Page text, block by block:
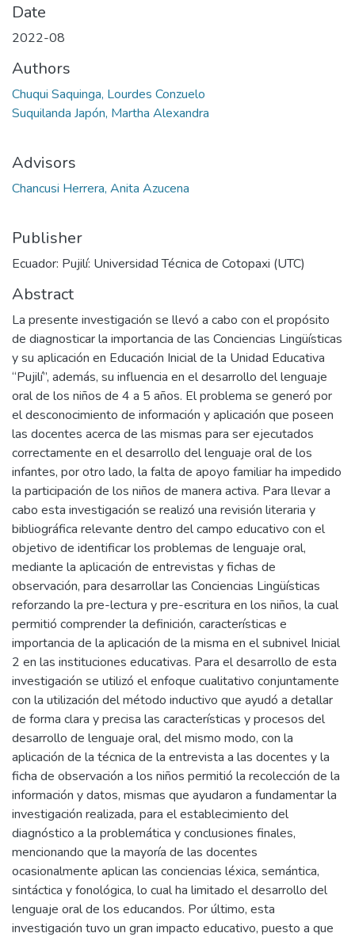
Date
2022-08
Authors
Chuqui Saquinga, Lourdes Conzuelo
Suquilanda Japón, Martha Alexandra
Advisors
Chancusi Herrera, Anita Azucena
Publisher
Ecuador: Pujilí: Universidad Técnica de Cotopaxi (UTC)
Abstract
La presente investigación se llevó a cabo con el propósito
de diagnosticar la importancia de las Conciencias Lingüísticas
y su aplicación en Educación Inicial de la Unidad Educativa
“Pujilí”, además, su influencia en el desarrollo del lenguaje
oral de los niños de 4 a 5 años. El problema se generó por
el desconocimiento de información y aplicación que poseen
las docentes acerca de las mismas para ser ejecutados
correctamente en el desarrollo del lenguaje oral de los
infantes, por otro lado, la falta de apoyo familiar ha impedido
la participación de los niños de manera activa. Para llevar a
cabo esta investigación se realizó una revisión literaria y
bibliográfica relevante dentro del campo educativo con el
objetivo de identificar los problemas de lenguaje oral,
mediante la aplicación de entrevistas y fichas de
observación, para desarrollar las Conciencias Lingüísticas
reforzando la pre-lectura y pre-escritura en los niños, la cual
permitió comprender la definición, características e
importancia de la aplicación de la misma en el subnivel Inicial
2 en las instituciones educativas. Para el desarrollo de esta
investigación se utilizó el enfoque cualitativo conjuntamente
con la utilización del método inductivo que ayudó a detallar
de forma clara y precisa las características y procesos del
desarrollo de lenguaje oral, del mismo modo, con la
aplicación de la técnica de la entrevista a las docentes y la
ficha de observación a los niños permitió la recolección de la
información y datos, mismas que ayudaron a fundamentar la
investigación realizada, para el establecimiento del
diagnóstico a la problemática y conclusiones finales,
mencionando que la mayoría de las docentes
ocasionalmente aplican las conciencias léxica, semántica,
sintáctica y fonológica, lo cual ha limitado el desarrollo del
lenguaje oral de los educandos. Por último, esta
investigación tuvo un gran impacto educativo, puesto a que